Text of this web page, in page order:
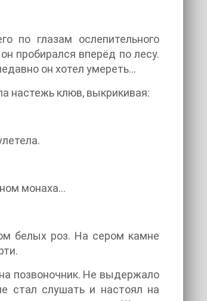
по глазам ослепительного
пробирался вперёд по лесу.
он хотел умереть…
настежь клюв, выкрикивая:
монаха…
белых роз. На сером камне
позвоночник. Не выдержало
стал слушать и настоял на